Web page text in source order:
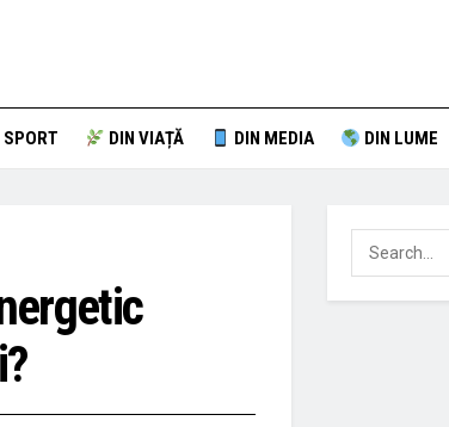
SPORT DIN VIAȚĂ DIN MEDIA DIN LUME